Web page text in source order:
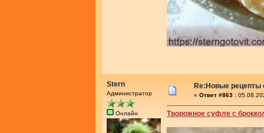
Stern
Администратор
Онлайн
Re:Новые рецепты
« Ответ #863 :
Творожное суфле с